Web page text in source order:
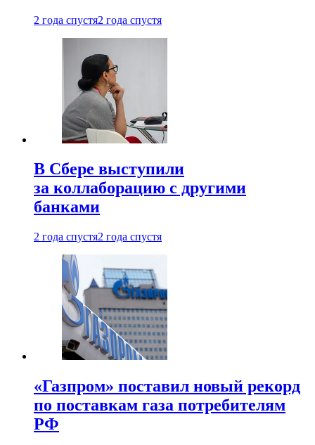
2 года спустя2 года спустя
В Сбере выступили
за коллаборацию с другими
банками
2 года спустя2 года спустя
«Газпром» поставил новый рекорд
по поставкам газа потребителям
РФ